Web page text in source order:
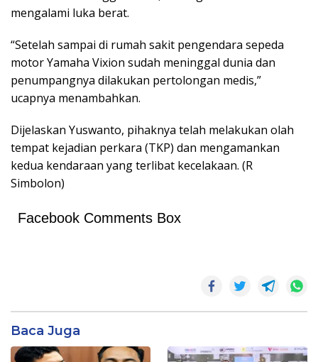
mengalami luka berat.
“Setelah sampai di rumah sakit pengendara sepeda
motor Yamaha Vixion sudah meninggal dunia dan
penumpangnya dilakukan pertolongan medis,”
ucapnya menambahkan.
Dijelaskan Yuswanto, pihaknya telah melakukan olah
tempat kejadian perkara (TKP) dan mengamankan
kedua kendaraan yang terlibat kecelakaan. (R
Simbolon)
Facebook Comments Box
Baca Juga